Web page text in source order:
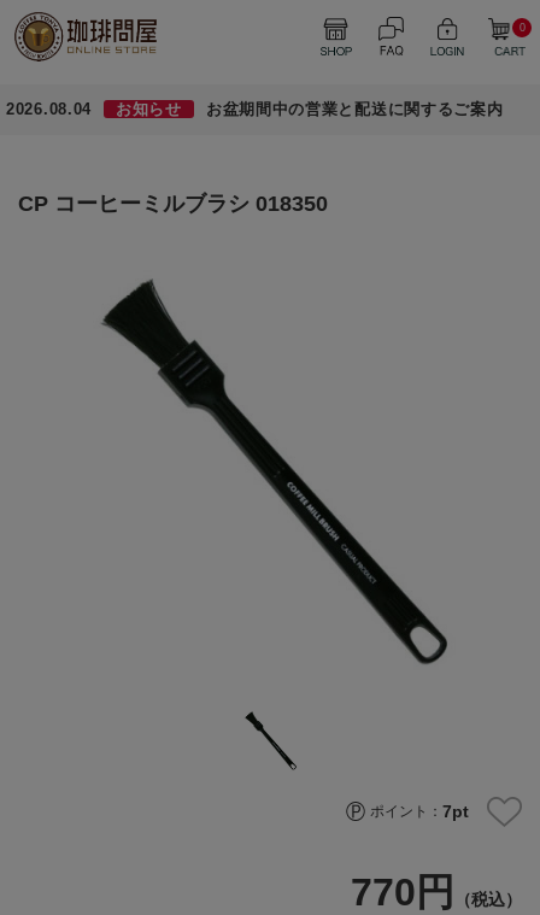
0
2026.08.04 お知らせ お盆期間中の営業と配送に関するご案内
CP コーヒーミルブラシ 018350
ポイント：7pt
770円 （税込）